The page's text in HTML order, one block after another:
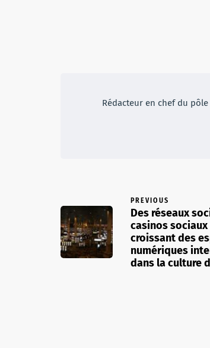
Rédacteur en chef du
PREVIOUS
Des réseaux
casinos sociaux
croissant des
numériques
dans la culture